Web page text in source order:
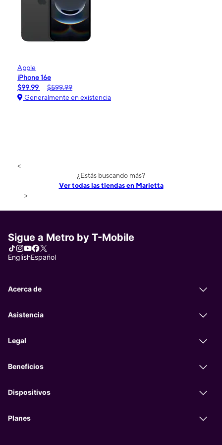
Apple
iPhone 16e
$99.99
$599.99
Generalmente en existencia
<
¿Estás buscando más?
Ver todas las tiendas en Marietta
>